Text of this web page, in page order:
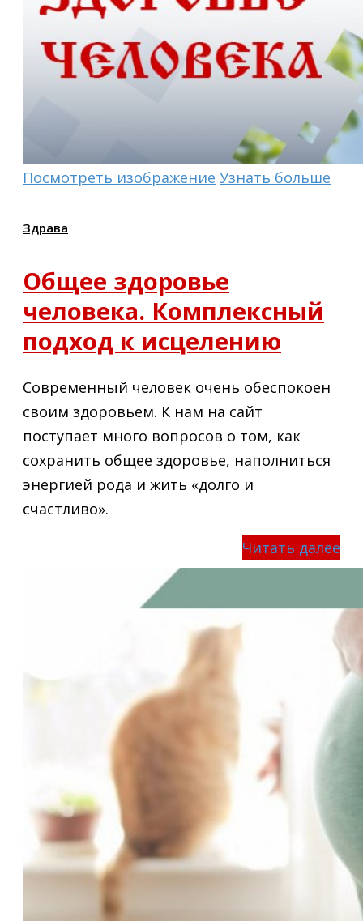
Посмотреть изображение Узнать больше
Здрава
Общее здоровье
человека. Комплексный
подход к исцелению
Современный человек очень обеспокоен
своим здоровьем. К нам на сайт
поступает много вопросов о том, как
сохранить общее здоровье, наполниться
энергией рода и жить «долго и
счастливо».
Читать далее